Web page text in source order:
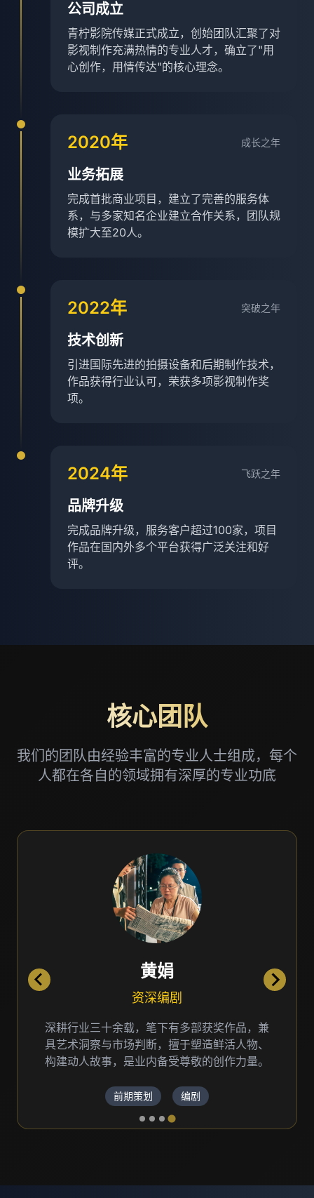
公司成立
青柠影院传媒正式成立，创始团队汇聚了对
影视制作充满热情的专业人才，确立了"用
心创作，用情传达"的核心理念。
2020年 成长之年
业务拓展
完成首批商业项目，建立了完善的服务体
系，与多家知名企业建立合作关系，团队规
模扩大至20人。
2022年 突破之年
技术创新
引进国际先进的拍摄设备和后期制作技术，
作品获得行业认可，荣获多项影视制作奖
项。
2024年 飞跃之年
品牌升级
完成品牌升级，服务客户超过100家，项目
作品在国内外多个平台获得广泛关注和好
评。
核心团队
我们的团队由经验丰富的专业人士组成，每个
人都在各自的领域拥有深厚的专业功底
黄娟
资深编剧
深耕行业三十余载，笔下有多部获奖作品，兼
具艺术洞察与市场判断，擅于塑造鲜活人物、
构建动人故事，是业内备受尊敬的创作力量。
前期策划 编剧